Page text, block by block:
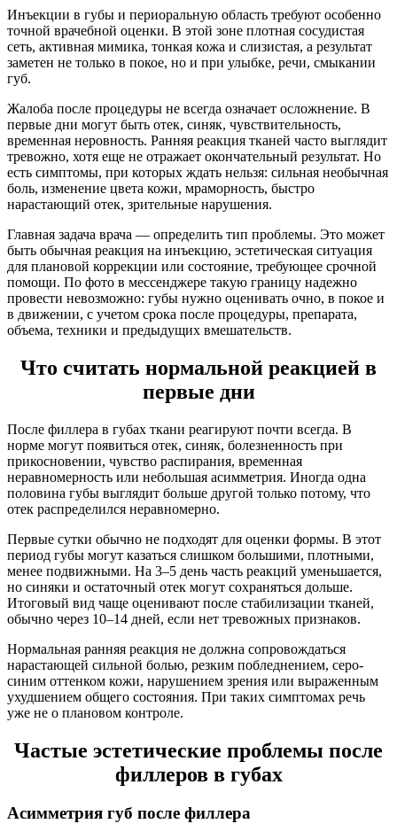
Инъекции в губы и периоральную область требуют особенно
точной врачебной оценки. В этой зоне плотная сосудистая
сеть, активная мимика, тонкая кожа и слизистая, а результат
заметен не только в покое, но и при улыбке, речи, смыкании
губ.
Жалоба после процедуры не всегда означает осложнение. В
первые дни могут быть отек, синяк, чувствительность,
временная неровность. Ранняя реакция тканей часто выглядит
тревожно, хотя еще не отражает окончательный результат. Но
есть симптомы, при которых ждать нельзя: сильная необычная
боль, изменение цвета кожи, мраморность, быстро
нарастающий отек, зрительные нарушения.
Главная задача врача — определить тип проблемы. Это может
быть обычная реакция на инъекцию, эстетическая ситуация
для плановой коррекции или состояние, требующее срочной
помощи. По фото в мессенджере такую границу надежно
провести невозможно: губы нужно оценивать очно, в покое и
в движении, с учетом срока после процедуры, препарата,
объема, техники и предыдущих вмешательств.
Что считать нормальной реакцией в
первые дни
После филлера в губах ткани реагируют почти всегда. В
норме могут появиться отек, синяк, болезненность при
прикосновении, чувство распирания, временная
неравномерность или небольшая асимметрия. Иногда одна
половина губы выглядит больше другой только потому, что
отек распределился неравномерно.
Первые сутки обычно не подходят для оценки формы. В этот
период губы могут казаться слишком большими, плотными,
менее подвижными. На 3–5 день часть реакций уменьшается,
но синяки и остаточный отек могут сохраняться дольше.
Итоговый вид чаще оценивают после стабилизации тканей,
обычно через 10–14 дней, если нет тревожных признаков.
Нормальная ранняя реакция не должна сопровождаться
нарастающей сильной болью, резким побледнением, серо-
синим оттенком кожи, нарушением зрения или выраженным
ухудшением общего состояния. При таких симптомах речь
уже не о плановом контроле.
Частые эстетические проблемы после
филлеров в губах
Асимметрия губ после филлера